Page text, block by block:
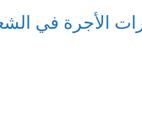
الأجرة في